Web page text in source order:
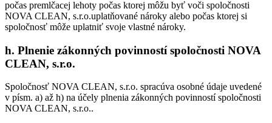
počas premlčacej lehoty počas ktorej môžu byť voči spoločnosti
NOVA CLEAN, s.r.o.uplatňované nároky alebo počas ktorej si
spoločnosť môže uplatniť svoje vlastné nároky.
h. Plnenie zákonných povinností spoločnosti NOVA
CLEAN, s.r.o.
Spoločnosť NOVA CLEAN, s.r.o. spracúva osobné údaje uvedené
v písm. a) až h) na účely plnenia zákonných povinností spoločnosti
NOVA CLEAN, s.r.o..